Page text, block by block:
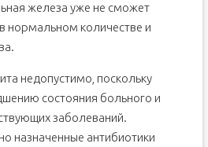
железа уже не сможет
нормальном количестве и
недопустимо, поскольку
состояния больного и
заболеваний.
назначенные антибиотики